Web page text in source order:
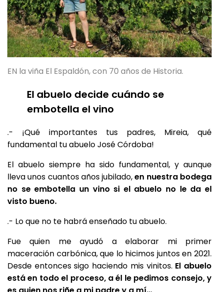
EN la viña El Espaldón, con 70 años de Historia.
El abuelo decide cuándo se
embotella el vino
.- ¡Qué importantes tus padres, Mireia, qué
fundamental tu abuelo José Córdoba!
El abuelo siempre ha sido fundamental, y aunque
lleva unos cuantos años jubilado,en nuestra bodega
no se embotella un vino si el abuelo no le da el
visto bueno.
.- Lo que no te habrá enseñado tu abuelo.
Fue quien me ayudó a elaborar mi primer
maceración carbónica, que lo hicimos juntos en 2021.
Desde entonces sigo haciendo mis vinitos. El abuelo
está en todo el proceso, a él le pedimos consejo, y